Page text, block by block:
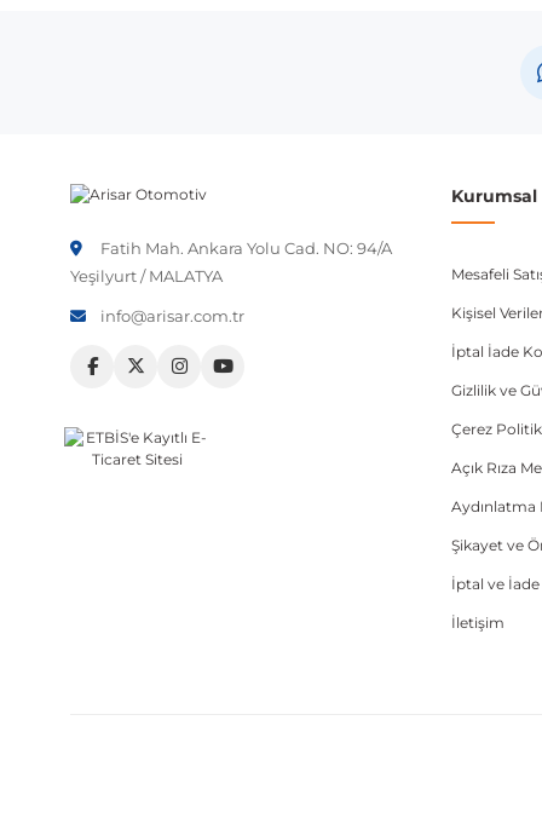
Fatih Mah. Ankara Yolu Cad. NO: 94/A
Yeşilyurt / MALATYA
info@arisar.com.tr
Mesafeli
Kişisel
İptal İade
Gizlilik ve
Çerez
Açık Rıza
Aydınlatma
Şikayet ve
İptal ve
İletişim